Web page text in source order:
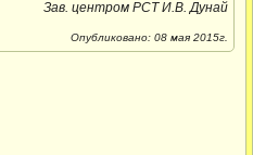
Зав. центром РСТ И.В. Дунай
Опубликовано: 08 мая 2015г.